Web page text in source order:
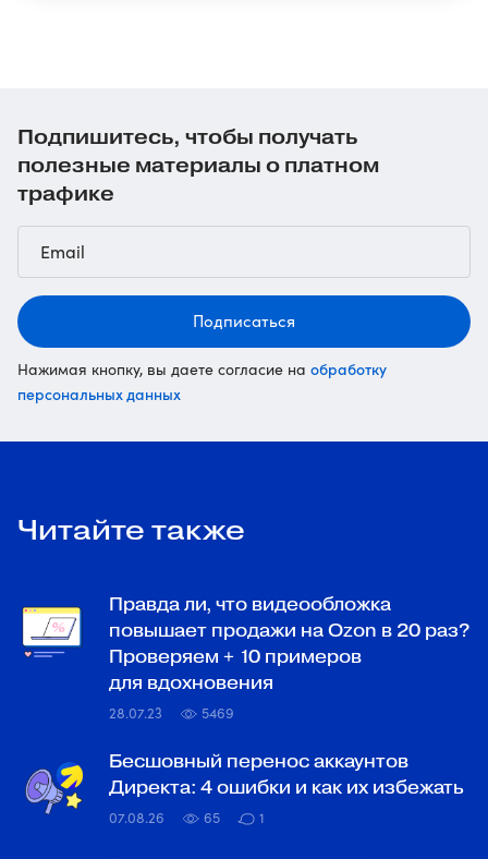
Подпишитесь, чтобы получать
полезные материалы о платном
трафике
Подписаться
Нажимая кнопку, вы даете согласие на обработку
персональных данных
Читайте также
Правда ли, что видеообложка
повышает продажи на Ozon в 20 раз?
Проверяем + 10 примеров
для вдохновения
28.07.23 5469
Бесшовный перенос аккаунтов
Директа: 4 ошибки и как их избежать
07.08.26 65 1